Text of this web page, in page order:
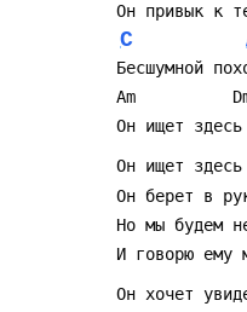
Он привык к
C
Бесшумной
Am
Он ищет
Он ищет
Он берет в
Но мы будем
И говорю ему
Он хочет